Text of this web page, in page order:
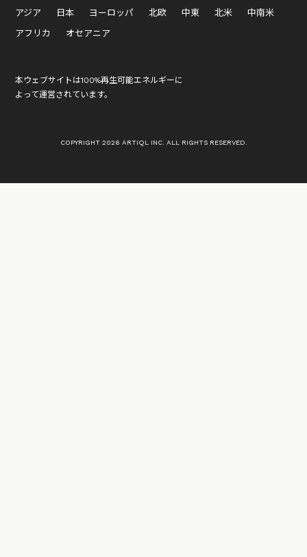
アジア 日本 ヨーロッパ 北欧 中東 北米
中南米
アフリカ
オセアニア
本ウェブサイトは100%再生可能エネルギーに
よって運営されています。
COPYRIGHT 2026 ARTIQL INC. ALL RIGHTS RESERVED.